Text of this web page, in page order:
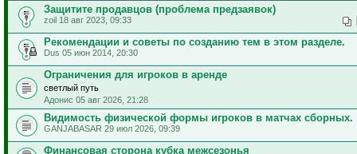
Защитите продавцов (проблема предзаявок)
zoil 18 авг 2023, 09:33
Рекомендации и советы по созданию тем в этом разделе.
Dus 05 июн 2014, 20:30
Ограничения для игроков в аренде
светлый путь
Адонис 05 авг 2026, 21:28
Видимость физической формы игроков в матчах сборных.
GANJABASAR 29 июл 2026, 09:39
Финансовая сторона кубка межсезонья